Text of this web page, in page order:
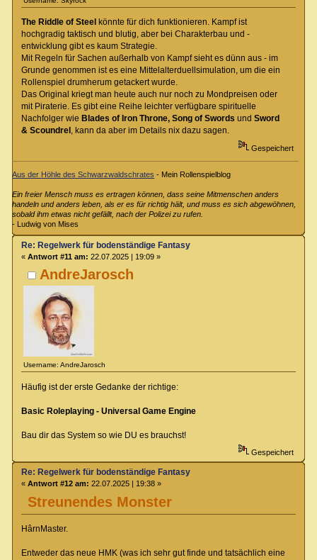
The Riddle of Steel könnte für dich funktionieren. Kampf ist
hochgradig taktisch und blutig, aber bei Charakterbau und -
entwicklung gibt es kaum Strategie.
Mit Regeln für Sachen außerhalb von Kampf sieht es dünn aus - im
Grunde genommen ist es eine Mittelalterduellsimulation, um die ein
Rollenspiel drumherum getackert wurde.
Das Original kriegt man heute auch nur noch zu Mondpreisen oder
mit Piraterie. Es gibt eine Reihe leichter verfügbare spirituelle
Nachfolger wie Blades of Iron Throne, Song of Swords und Sword
& Scoundrel , kann da aber im Details nix dazu sagen.
Gespeichert
Aus der Höhle des Schwarzwaldschrates - Mein Rollenspielblog
Ein freier Mensch muss es ertragen können, dass seine Mitmenschen anders
handeln und anders leben, als er es für richtig hält, und muss es sich abgewöhnen,
sobald ihm etwas nicht gefällt, nach der Polizei zu rufen.
- Ludwig von Mises
AndreJarosch
Username: AndreJarosch
Re: Regelwerk für bodenständige Fantasy
« Antwort #11 am: 22.07.2025 | 19:09 »
Häufig ist der erste Gedanke der richtige:
Basic Roleplaying - Universal Game Engine
Bau dir das System so wie DU es brauchst!
Gespeichert
Streunendes Monster
Re: Regelwerk für bodenständige Fantasy
« Antwort #12 am: 22.07.2025 | 19:38 »
HârnMaster.
Entweder das neue HMK (was ich sehr gut finde und tatsächlich eine